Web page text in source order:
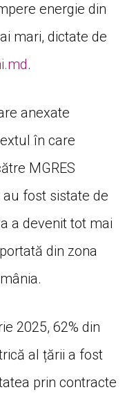
energie din
mari, dictate de
.
anexate
în care
MGRES
fost sistate de
a devenit tot mai
din zona
2025, 62% din
al țării a fost
prin contracte